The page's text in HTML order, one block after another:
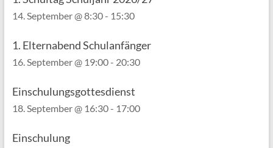
14. September @ 8:30- 15:30
1. Elternabend Schulanfänger
16. September @ 19:00- 20:30
Einschulungsgottesdienst
18. September @ 16:30- 17:00
Einschulung